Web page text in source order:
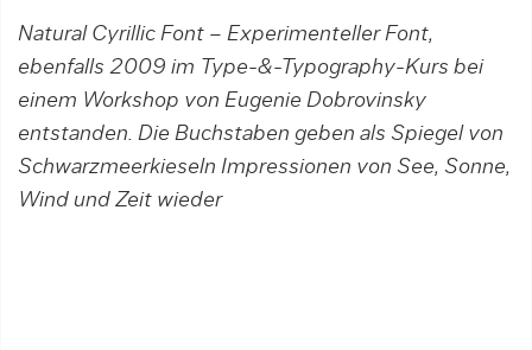
Natural Cyrillic Font – Experimenteller Font,
ebenfalls 2009 im Type-&-Typography-Kurs bei
einem Workshop von Eugenie Dobrovinsky
entstanden. Die Buchstaben geben als Spiegel von
Schwarzmeerkieseln Impressionen von See, Sonne,
Wind und Zeit wieder